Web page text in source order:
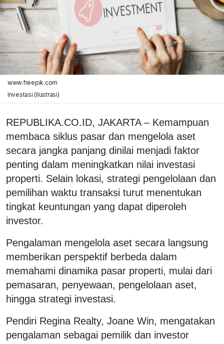
www.freepik.com
Investasi (Ilustrasi)
REPUBLIKA.CO.ID, JAKARTA – Kemampuan
membaca siklus pasar dan mengelola aset
secara jangka panjang dinilai menjadi faktor
penting dalam meningkatkan nilai investasi
properti. Selain lokasi, strategi pengelolaan dan
pemilihan waktu transaksi turut menentukan
tingkat keuntungan yang dapat diperoleh
investor.
Pengalaman mengelola aset secara langsung
memberikan perspektif berbeda dalam
memahami dinamika pasar properti, mulai dari
pemasaran, penyewaan, pengelolaan aset,
hingga strategi investasi.
Pendiri Regina Realty, Joane Win, mengatakan
pengalaman sebagai pemilik dan investor